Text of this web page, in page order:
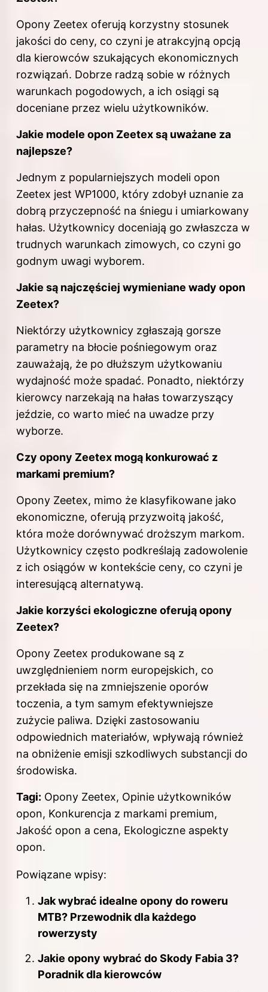
Opony Zeetex oferują korzystny stosunek
jakości do ceny, co czyni je atrakcyjną opcją
dla kierowców szukających ekonomicznych
rozwiązań. Dobrze radzą sobie w różnych
warunkach pogodowych, a ich osiągi są
doceniane przez wielu użytkowników.
Jakie modele opon Zeetex są uważane za
najlepsze?
Jednym z popularniejszych modeli opon
Zeetex jest WP1000, który zdobył uznanie za
dobrą przyczepność na śniegu i umiarkowany
hałas. Użytkownicy doceniają go zwłaszcza w
trudnych warunkach zimowych, co czyni go
godnym uwagi wyborem.
Jakie są najczęściej wymieniane wady opon
Zeetex?
Niektórzy użytkownicy zgłaszają gorsze
parametry na błocie pośniegowym oraz
zauważają, że po dłuższym użytkowaniu
wydajność może spadać. Ponadto, niektórzy
kierowcy narzekają na hałas towarzyszący
jeździe, co warto mieć na uwadze przy
wyborze.
Czy opony Zeetex mogą konkurować z
markami premium?
Opony Zeetex, mimo że klasyfikowane jako
ekonomiczne, oferują przyzwoitą jakość,
która może dorównywać droższym markom.
Użytkownicy często podkreślają zadowolenie
z ich osiągów w kontekście ceny, co czyni je
interesującą alternatywą.
Jakie korzyści ekologiczne oferują opony
Zeetex?
Opony Zeetex produkowane są z
uwzględnieniem norm europejskich, co
przekłada się na zmniejszenie oporów
toczenia, a tym samym efektywniejsze
zużycie paliwa. Dzięki zastosowaniu
odpowiednich materiałów, wpływają również
na obniżenie emisji szkodliwych substancji do
środowiska.
Tagi: Opony Zeetex, Opinie użytkowników
opon, Konkurencja z markami premium,
Jakość opon a cena, Ekologiczne aspekty
opon.
Powiązane wpisy:
Jak wybrać idealne opony do roweru
MTB? Przewodnik dla każdego
rowerzysty
Jakie opony wybrać do Skody Fabia 3?
Poradnik dla kierowców